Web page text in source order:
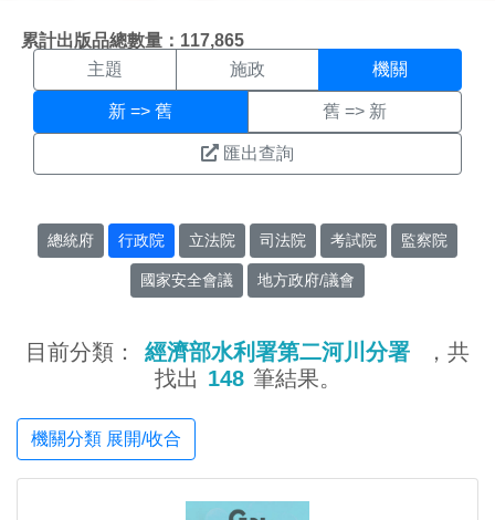
累計出版品總數量：117,865
機關搜尋結果頁面
主題 施政 機關
新 => 舊 舊 => 新
匯出查詢
總統府 行政院 立法院 司法院 考試院 監察院
國家安全會議 地方政府/議會
目前分類： 經濟部水利署第二河川分署
，共
找出 148 筆結果。
機關分類 展開/收合